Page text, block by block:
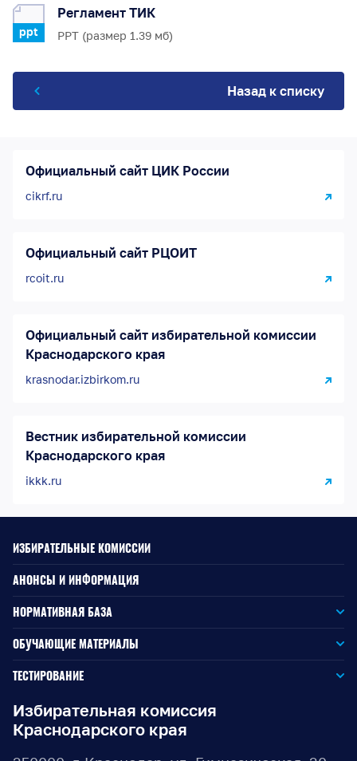
ppt
Регламент ТИК
PPT (размер 1.39 мб)
Назад к списку
Официальный сайт ЦИК России
cikrf.ru
Официальный сайт РЦОИТ
rcoit.ru
Официальный сайт избирательной комиссии
Краснодарского края
krasnodar.izbirkom.ru
Вестник избирательной комиссии
Краснодарского края
ikkk.ru
Избирательная комиссия
Краснодарского края
ИЗБИРАТЕЛЬНЫЕ КОМИССИИ
АНОНСЫ И ИНФОРМАЦИЯ
НОРМАТИВНАЯ БАЗА
Законодательство РФ
Законодательство КК
Документы ЦИК России
Документы ИККК
ОБУЧАЮЩИЕ МАТЕРИАЛЫ
Для окружной избирательной комиссии
Для территориальной избирательной комиссии
Для участковой избирательной комиссии
ТЕСТИРОВАНИЕ
Для членов участковых избирательных комиссий